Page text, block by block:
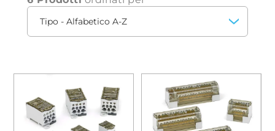
connessioni.
Per migliorare ulteriormente l’esperienza
dell’installatore, i fori di ingresso dei terminali
sono realizzati a forma conica. Questo
accorgimento facilita l'inserimento dei
conduttori negli alloggiamenti, assicurando: